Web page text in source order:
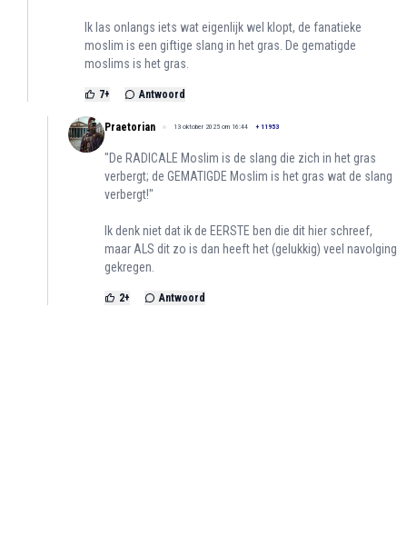
Ik las onlangs iets wat eigenlijk wel klopt, de fanatieke
moslim is een giftige slang in het gras. De gematigde
moslims is het gras.
7+ Antwoord
Praetorian 13 oktober 2025 om 16:44 + 11953
"De RADICALE Moslim is de slang die zich in het gras
verbergt; de GEMATIGDE Moslim is het gras wat de slang
verbergt!"
Ik denk niet dat ik de EERSTE ben die dit hier schreef,
maar ALS dit zo is dan heeft het (gelukkig) veel navolging
gekregen.
2+ Antwoord